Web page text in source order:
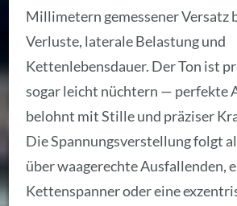
Millimetern gemessener Versatz
Verluste, laterale Belastung und
Kettenlebensdauer. Der Ton ist
sogar leicht nüchtern — perfekte
belohnt mit Stille und präziser
Die Spannungsverstellung folgt
über waagerechte Ausfallenden,
Kettenspanner oder eine